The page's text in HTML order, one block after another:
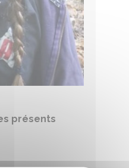
présents